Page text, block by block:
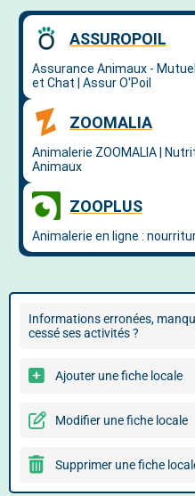
Informations erronées,
cessé ses activités ?
Ajouter une fiche locale
Modifier une fiche locale
Supprimer une fiche